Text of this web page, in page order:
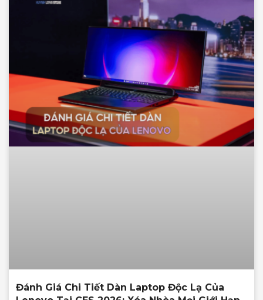
Đánh Giá Chi Tiết Dàn Laptop Độc Lạ Của